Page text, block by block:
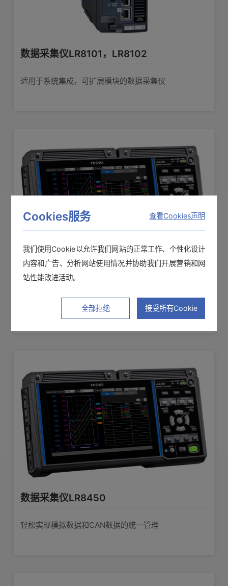
数据采集仪LR8101，LR8102
适用于系统集成，可扩展模块的数据采集仪
数据采集仪 LR8450-HR
0.01°C高分辨率计量版
数据采集仪LR8450
轻松实现模拟数据和CAN数据的统一管理
Cookies服务 查看Cookies声明
我们使用Cookie以允许我们网站的正常工作、个性化设计
内容和广告、分析网站使用情况并协助我们开展营销和网
站性能改进活动。
全部拒绝 接受所有Cookie